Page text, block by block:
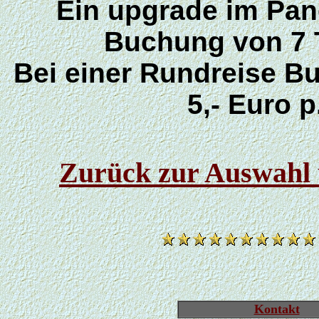
Ein upgrade im
Buchung von 7
Bei einer Rundreise
5,- Euro
Zurück zur Auswahl
Kontakt